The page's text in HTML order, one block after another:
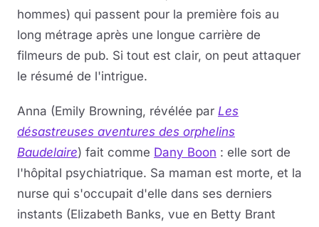
hommes) qui passent pour la première fois au
long métrage après une longue carrière de
filmeurs de pub. Si tout est clair, on peut attaquer
le résumé de l'intrigue.
Anna (Emily Browning, révélée par Les
désastreuses aventures des orphelins
Baudelaire) fait comme Dany Boon : elle sort de
l'hôpital psychiatrique. Sa maman est morte, et la
nurse qui s'occupait d'elle dans ses derniers
instants (Elizabeth Banks, vue en Betty Brant